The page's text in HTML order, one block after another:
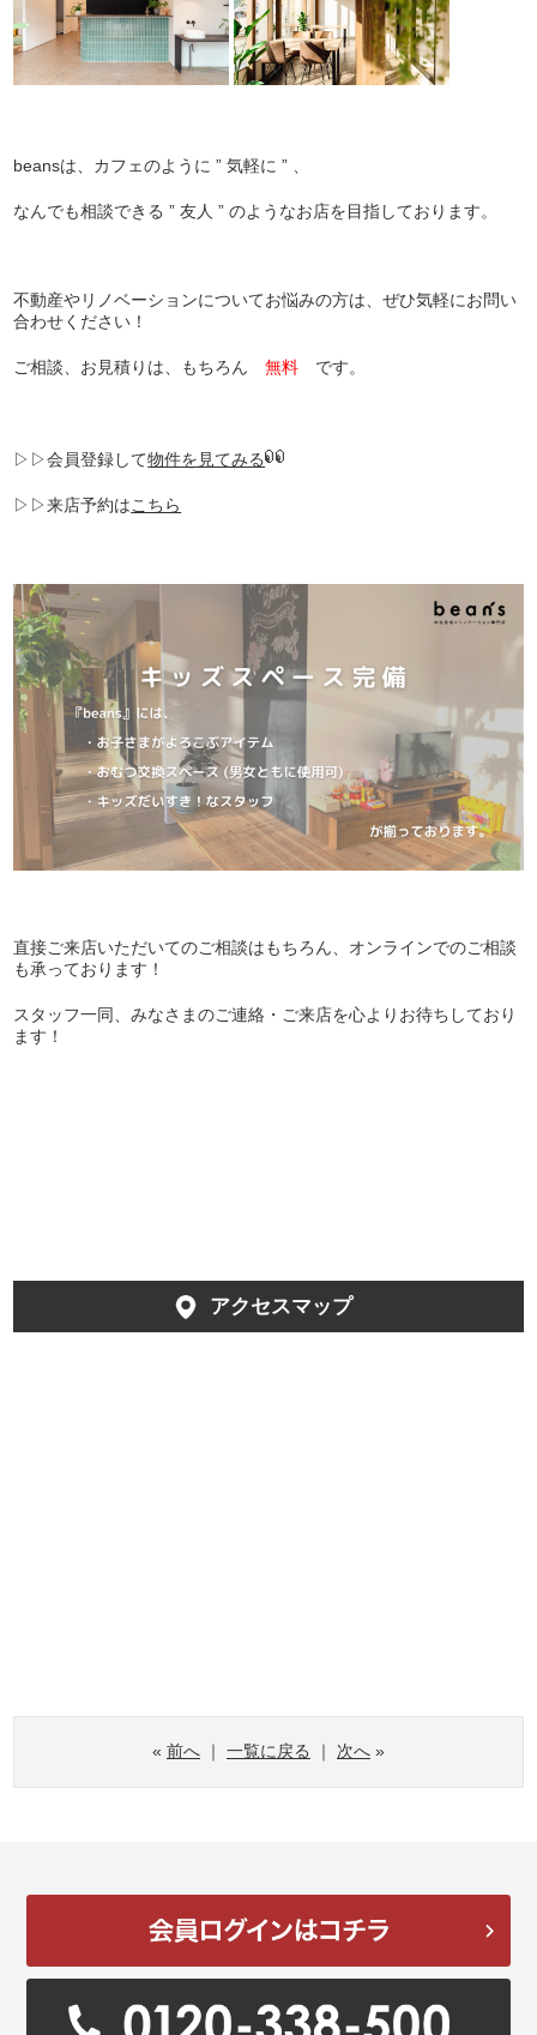
beansは、カフェのように ” 気軽に ” 、
なんでも相談できる ” 友人 ” のようなお店を目指しております。
不動産やリノベーションについてお悩みの方は、ぜひ気軽にお問い
合わせください！
ご相談、お見積りは、もちろん無料 です。
▷▷会員登録して物件を見てみる
▷▷来店予約はこちら
直接ご来店いただいてのご相談はもちろん、オンラインでのご相談
も承っております！
スタッフ一同、みなさまのご連絡・ご来店を心よりお待ちしており
ます！
アクセスマップ
« 前へ ｜ 一覧に戻る ｜ 次へ »